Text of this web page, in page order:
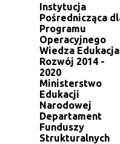
Instytucja
Pośrednicząca
Programu
Operacyjnego
Wiedza Edukacja
Rozwój 2014 -
2020
Ministerstwo
Edukacji
Narodowej
Departament
Funduszy
Strukturalnych